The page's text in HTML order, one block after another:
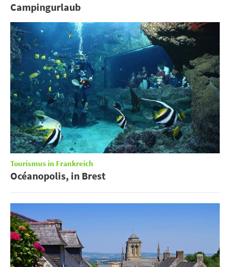
Campingurlaub
Tourismus in Frankreich
Océanopolis, in Brest